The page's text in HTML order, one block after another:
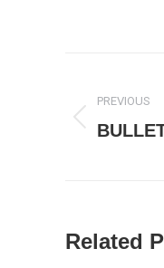
PREVIOUS
Previous
Related